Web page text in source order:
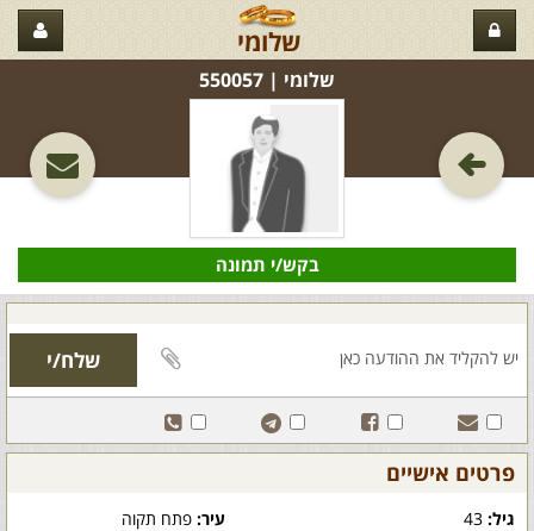
שלומי
שלומי‏ | 550057
בקש/י תמונה
פרטים אישיים
גיל: עיר:פתח תקוה